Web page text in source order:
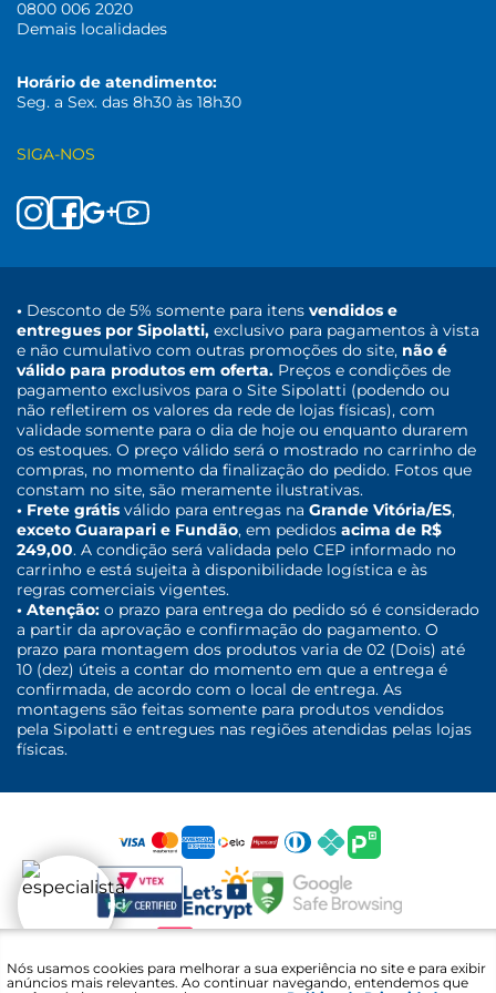
0800 006 2020
Demais localidades
Horário de atendimento:
Seg. a Sex. das 8h30 às 18h30
SIGA-NOS
• Desconto de 5% somente para itens vendidos e
entregues por Sipolatti, exclusivo para pagamentos à vista
e não cumulativo com outras promoções do site, não é
válido para produtos em oferta. Preços e condições de
pagamento exclusivos para o Site Sipolatti (podendo ou
não refletirem os valores da rede de lojas físicas), com
validade somente para o dia de hoje ou enquanto durarem
os estoques. O preço válido será o mostrado no carrinho de
compras, no momento da finalização do pedido. Fotos que
constam no site, são meramente ilustrativas.
• Frete grátis válido para entregas na Grande Vitória/ES,
exceto Guarapari e Fundão, em pedidos acima de R$
249,00. A condição será validada pelo CEP informado no
carrinho e está sujeita à disponibilidade logística e às
regras comerciais vigentes.
• Atenção: o prazo para entrega do pedido só é considerado
a partir da aprovação e confirmação do pagamento. O
prazo para montagem dos produtos varia de 02 (Dois) até
10 (dez) úteis a contar do momento em que a entrega é
confirmada, de acordo com o local de entrega. As
montagens são feitas somente para produtos vendidos
pela Sipolatti e entregues nas regiões atendidas pelas lojas
físicas.
Nós usamos cookies para melhorar a sua experiência no site e para exibir
anúncios mais relevantes. Ao continuar navegando, entendemos que
Fale com um
especialista